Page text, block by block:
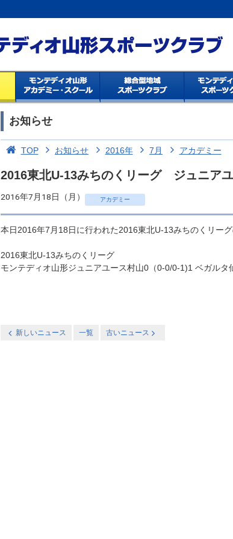
お知らせ
TOP お知らせ 2016年 7月 アカデミー
2016東北U-13みちのくリーグ ジュニア
2016年7月18日（月） アカデミー
本日2016年7月18日に行われた2016東北U-13みちのくリーグ
2016東北U-13みちのくリーグ
モンテディオ山形ジュニアユース村山0（0-0/0-1)1 ベガルタ
新しいニュース 一覧 古いニュース